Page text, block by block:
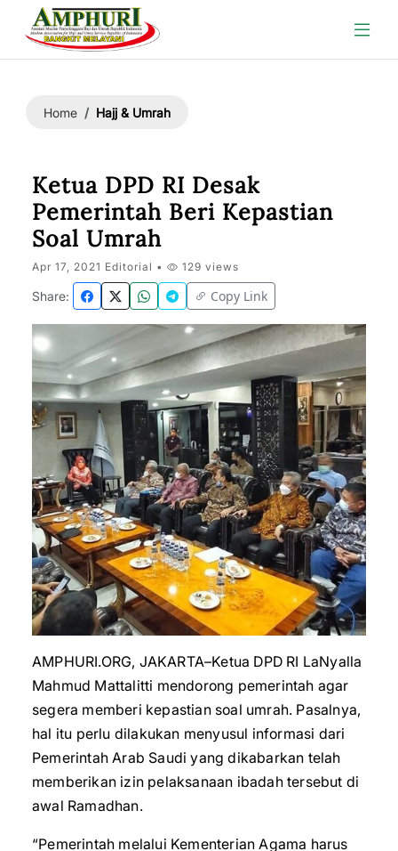
Home Hajj & Umrah
Ketua DPD RI Desak
Pemerintah Beri Kepastian
Soal Umrah
Apr 17, 2021 Editorial • 129 views
Share: Copy Link
AMPHURI.ORG, JAKARTA–Ketua DPD RI LaNyalla
Mahmud Mattalitti mendorong pemerintah agar
segera memberi kepastian soal umrah. Pasalnya,
hal itu perlu dilakukan menyusul informasi dari
Pemerintah Arab Saudi yang dikabarkan telah
memberikan izin pelaksanaan ibadah tersebut di
awal Ramadhan.
“Pemerintah melalui Kementerian Agama harus